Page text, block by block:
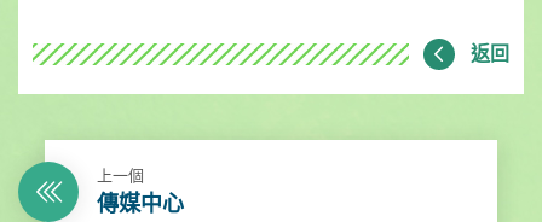
返回
上一個
傳媒中心